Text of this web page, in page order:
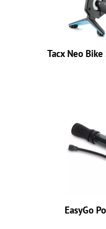
Tacx Neo
EasyGo